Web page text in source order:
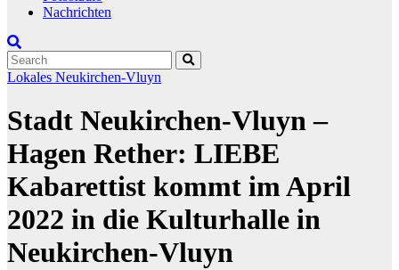
Nachrichten
Lokales Neukirchen-Vluyn
Stadt Neukirchen-Vluyn –
Hagen Rether: LIEBE
Kabarettist kommt im April
2022 in die Kulturhalle in
Neukirchen-Vluyn